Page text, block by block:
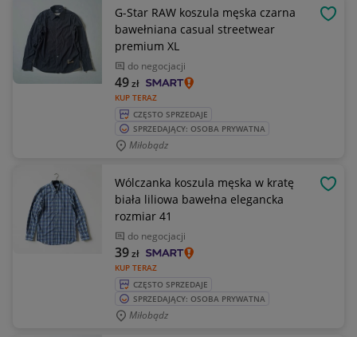
G-Star RAW koszula męska czarna
bawełniana casual streetwear
premium XL
do negocjacji
KUP TERAZ
49zł
CZĘSTO SPRZEDAJE
SPRZEDAJĄCY: OSOBA PRYWATNA
Miłobądz
Wólczanka koszula męska w kratę
biała liliowa bawełna elegancka
rozmiar 41
do negocjacji
KUP TERAZ
39zł
CZĘSTO SPRZEDAJE
SPRZEDAJĄCY: OSOBA PRYWATNA
Miłobądz